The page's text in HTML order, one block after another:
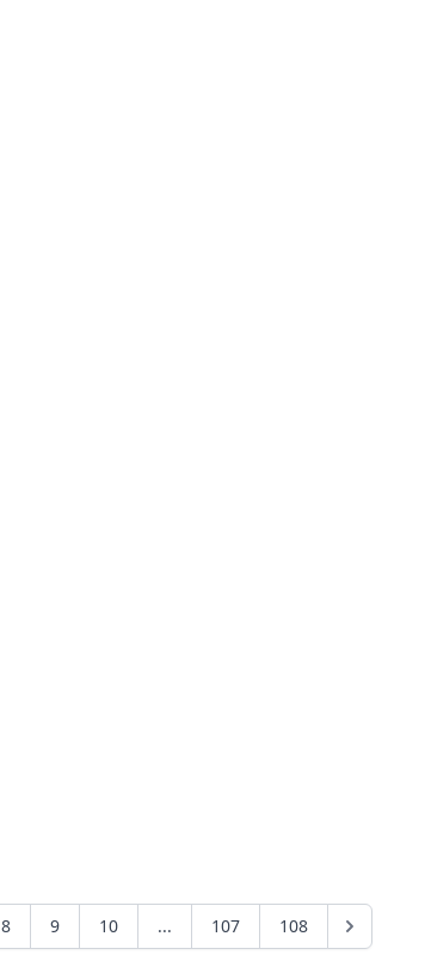
8 9 10 ... 107 108